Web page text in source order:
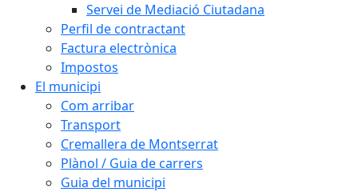
Servei de Mediació Ciutadana
Perfil de contractant
Factura electrònica
Impostos
El municipi
Com arribar
Transport
Cremallera de Montserrat
Plànol / Guia de carrers
Guia del municipi